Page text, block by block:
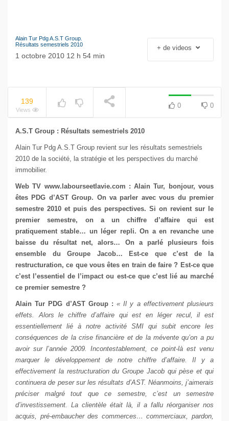
NOW PLAYING
Le séisme industriel
Alain Tur Pdg A.S.T Group.
Résultats semestriels 2010
1 octobre 2010 12 h 54 min
+ de videos
139
Views
0 0
A.S.T Group : Résultats semestriels 2010
Alain Tur Pdg A.S.T Group revient sur les résultats semestriels
2010 de la société, la stratégie et les perspectives du marché
immobilier.
Web TV www.labourseetlavie.com : Alain Tur, bonjour, vous
êtes PDG d’AST Group. On va parler avec vous du premier
semestre 2010 et puis des perspectives. Si on revient sur le
premier semestre, on a un chiffre d’affaire qui est
pratiquement stable… un léger repli. On a en revanche une
baisse du résultat net, alors… On a parlé plusieurs fois
ensemble du Groupe Jacob… Est-ce que c’est de la
restructuration, ce que vous êtes en train de faire ? Est-ce que
c’est l’essentiel de l’impact ou est-ce que c’est lié au marché
ce premier semestre ?
Alain Tur PDG d’AST Group:« Il y a effectivement plusieurs
effets. Alors le chiffre d’affaire qui est en léger recul, il est
essentiellement lié à notre activité SMI qui subit encore les
conséquences de la crise financière et de la mévente qu’on a pu
avoir sur l’année 2009. Incontestablement, ce point-là est venu
marquer le développement de notre chiffre d’affaire. Il y a
effectivement la restructuration du Groupe Jacob qui pèse et qui
continuera de peser sur les résultats d’AST. Néanmoins, j’aimerais
préciser malgré tout que ce semestre, c’est un semestre
d’investissement. La clientèle était là, il a fallu réorganiser nos
acquis, pré-embaucher des commerces… commerciaux, pardon,